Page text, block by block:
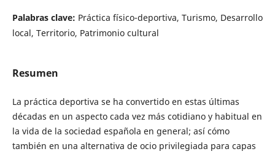
Palabras clave: Práctica físico-deportiva, Turismo, Desarrollo
local, Territorio, Patrimonio cultural
Resumen
La práctica deportiva se ha convertido en estas últimas
décadas en un aspecto cada vez más cotidiano y habitual en
la vida de la sociedad española en general; así cómo
también en una alternativa de ocio privilegiada para capas